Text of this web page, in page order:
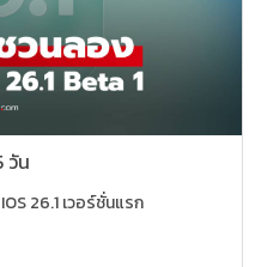
วัน
26.1 เวอร์ชั่นแรก